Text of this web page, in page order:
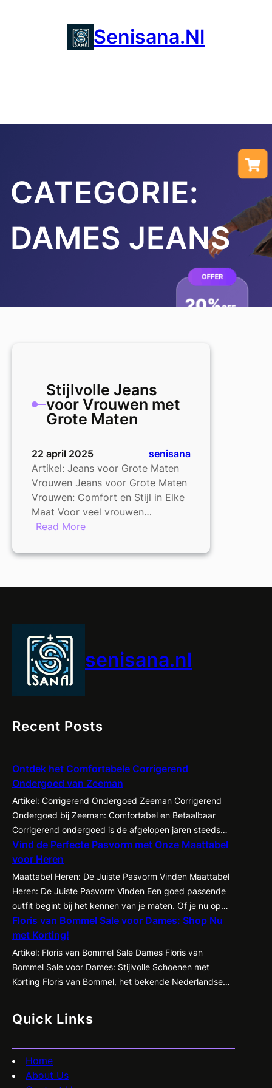
Senisana.nl
CATEGORIE:
DAMES JEANS
Stijlvolle Jeans
voor Vrouwen met
Grote Maten
22 april 2025
senisana
Artikel: Jeans voor Grote Maten
Vrouwen Jeans voor Grote Maten
Vrouwen: Comfort en Stijl in Elke
Maat Voor veel vrouwen…
Read More:
Jeans
Vrouwen
senisana.nl
Recent Posts
Ontdek het Comfortabele Corrigerend
Ondergoed van Zeeman
Artikel: Corrigerend Ondergoed Zeeman Corrigerend
Ondergoed bij Zeeman: Comfortabel en Betaalbaar
Corrigerend ondergoed is de afgelopen jaren steeds
populairder geworden onder zowel mannen als
vrouwen. Het biedt de mogelijkheid om je figuur op een
subtiele manier te accentueren en te corrigeren,
waardoor kleding beter tot zijn recht komt en je
zelfvertrouwen een boost krijgt. Een…
Vind de Perfecte Pasvorm met Onze Maattabel
voor Heren
Maattabel Heren: De Juiste Pasvorm Vinden Maattabel
Heren: De Juiste Pasvorm Vinden Een goed passende
outfit begint bij het kennen van je maten. Of je nu op
zoek bent naar een nieuw pak, een casual shirt of een
paar jeans, het is essentieel om te weten welke maat
het beste bij jou past. Met de…
Floris van Bommel Sale voor Dames: Shop Nu
met Korting!
Artikel: Floris van Bommel Sale Dames Floris van
Bommel Sale voor Dames: Stijlvolle Schoenen met
Korting Floris van Bommel, het bekende Nederlandse
dames! Ben je op zoek naar stijlvolle en comfortabele
Quick Links
Home
About Us